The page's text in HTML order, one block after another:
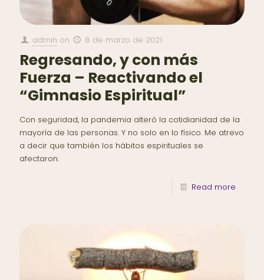
admin on 8 de marzo de 2021
Regresando, y con más
Fuerza – Reactivando el
“Gimnasio Espiritual”
Con seguridad, la pandemia alteró la cotidianidad de la
mayoría de las personas. Y no solo en lo físico. Me atrevo
a decir que también los hábitos espirituales se
afectaron.
Read more